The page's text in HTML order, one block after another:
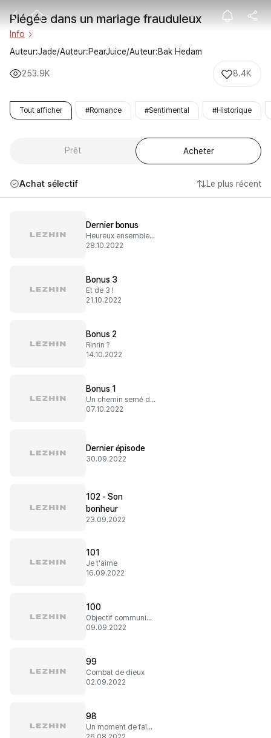
Piégée dans
Piégée dans un mariage frauduleux
Info
Auteur:Jade/Auteur:PearJuice/Auteur:Bak Hedam
253.9K 8.4K
Tout afficher #Romance #Sentimental #Historique
Prêt Acheter
Achat sélectif Le plus récent
Dernier bonus
Heureux ensemble à jamais
28.10.2022
Bonus 3
Et de 3 !
21.10.2022
Bonus 2
Rinrin ?
14.10.2022
Bonus 1
Un chemin semé d'embuches
07.10.2022
Dernier épisode
30.09.2022
102 - Son
bonheur
23.09.2022
101
Je t'aime
16.09.2022
100
Objectif communication
09.09.2022
99
Combat de dieux
02.09.2022
98
Un moment de faiblesse